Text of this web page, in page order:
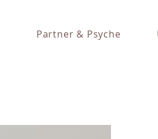
Partner & Psyche